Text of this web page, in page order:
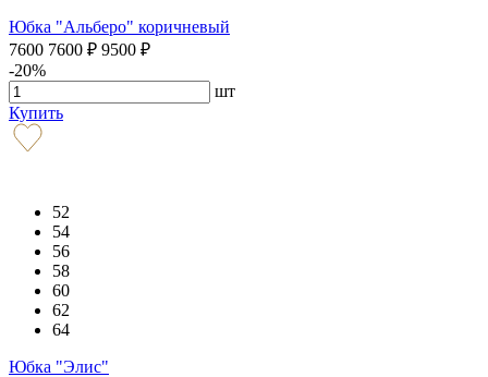
Юбка "Альберо" коричневый
7600 7600 ₽ 9500 ₽
-20%
шт
Купить
52
54
56
58
60
62
64
Юбка "Элис"